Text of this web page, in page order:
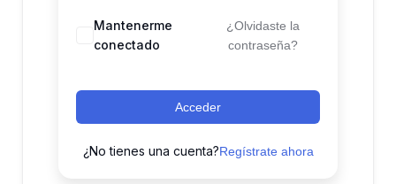
Mantenerme
conectado
¿Olvidaste la
contraseña?
Acceder
¿No tienes una cuenta?Regístrate ahora